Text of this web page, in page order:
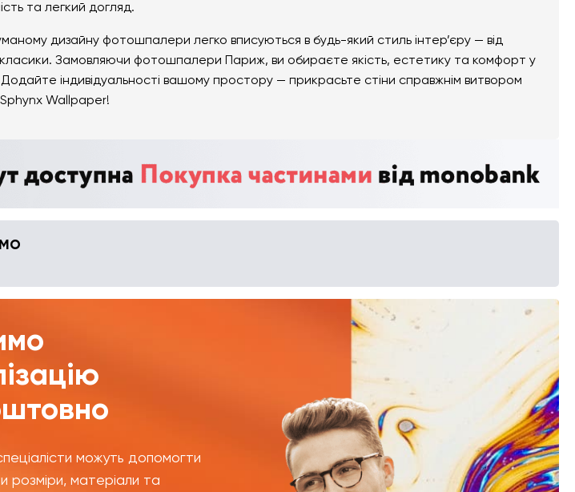
та легкий догляд.
дизайну фотошпалери легко вписуються в будь-який стиль інтер’єру — від
класики. Замовляючи фотошпалери Париж, ви обираєте якість, естетику та комфорт у
Додайте індивідуальності вашому простору — прикрасьте стіни справжнім витвором
Wallpaper!
можуть допомогти
розміри, матеріали та